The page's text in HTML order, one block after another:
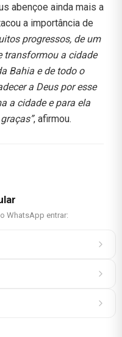
abençoe ainda mais a
a importância de
progressos, de um
transformou a cidade
Bahia e de todo o
a Deus por esse
a cidade e para ela
, afirmou.
WhatsApp entrar: